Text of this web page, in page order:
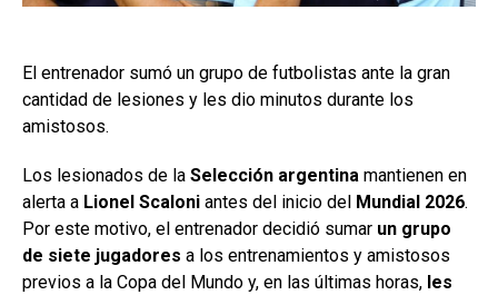
El entrenador sumó un grupo de futbolistas ante la gran
cantidad de lesiones y les dio minutos durante los
amistosos.
Los lesionados de la Selección argentina mantienen en
alerta a Lionel Scaloni antes del inicio del Mundial 2026.
Por este motivo, el entrenador decidió sumar un grupo
de siete jugadores a los entrenamientos y amistosos
previos a la Copa del Mundo y, en las últimas horas, les